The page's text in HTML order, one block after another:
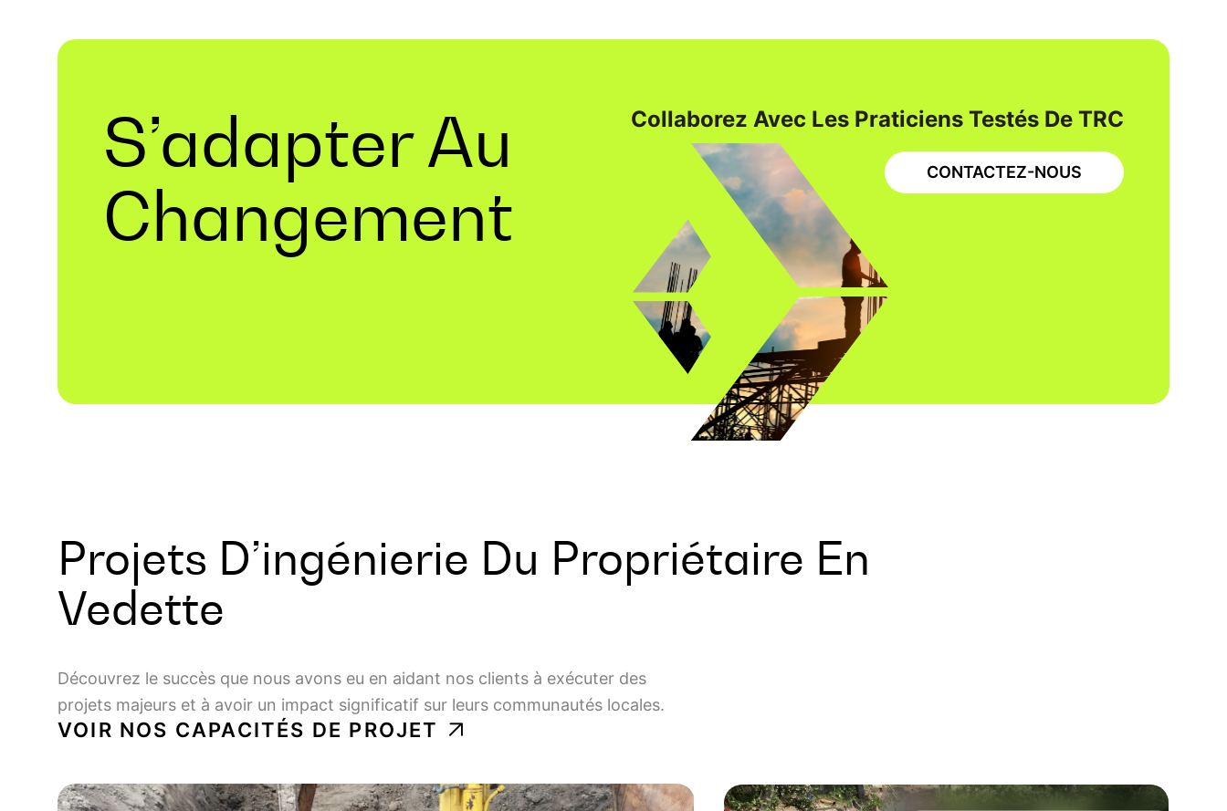
S’adapter Au
Changement
Collaborez Avec Les Praticiens Testés De TRC
CONTACTEZ-NOUS
Projets D’ingénierie Du Propriétaire En
Vedette
Découvrez le succès que nous avons eu en aidant nos clients à exécuter des
projets majeurs et à avoir un impact significatif sur leurs communautés locales.
VOIR NOS CAPACITÉS DE PROJET